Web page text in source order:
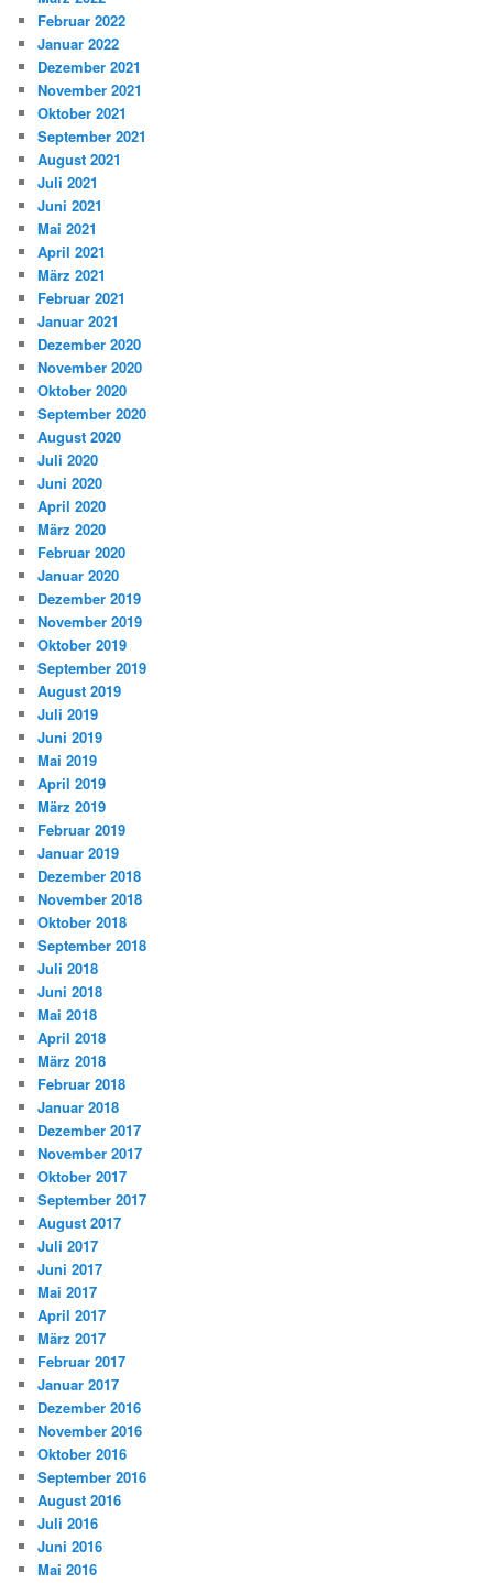
Februar 2022
Januar 2022
Dezember 2021
November 2021
Oktober 2021
September 2021
August 2021
Juli 2021
Juni 2021
Mai 2021
April 2021
März 2021
Februar 2021
Januar 2021
Dezember 2020
November 2020
Oktober 2020
September 2020
August 2020
Juli 2020
Juni 2020
April 2020
März 2020
Februar 2020
Januar 2020
Dezember 2019
November 2019
Oktober 2019
September 2019
August 2019
Juli 2019
Juni 2019
Mai 2019
April 2019
März 2019
Februar 2019
Januar 2019
Dezember 2018
November 2018
Oktober 2018
September 2018
Juli 2018
Juni 2018
Mai 2018
April 2018
März 2018
Februar 2018
Januar 2018
Dezember 2017
November 2017
Oktober 2017
September 2017
August 2017
Juli 2017
Juni 2017
Mai 2017
April 2017
März 2017
Februar 2017
Januar 2017
Dezember 2016
November 2016
Oktober 2016
September 2016
August 2016
Juli 2016
Juni 2016
Mai 2016